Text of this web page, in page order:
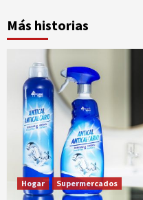
Más historias
Hogar Supermercados